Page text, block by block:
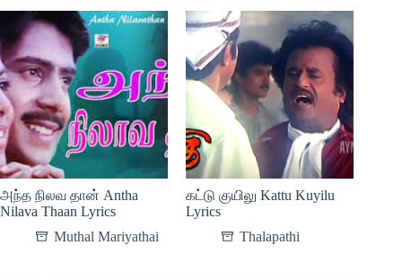
அந்த நிலவ தான் Antha
Nilava Thaan Lyrics
Muthal Mariyathai
கட்டு குயிலு Kattu Kuyilu
Lyrics
Thalapathi